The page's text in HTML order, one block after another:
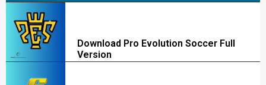
Download Pro Evolution Soccer Full
Version